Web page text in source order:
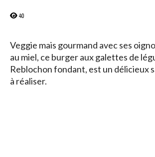
40
Veggie mais gourmand avec ses
au miel, ce burger aux galettes de
Reblochon fondant, est un délicieux
à réaliser.